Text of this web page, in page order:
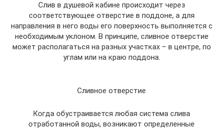
Слив в душевой кабине происходит через
соответствующее отверстие в поддоне, а для
направления в него воды его поверхность выполняется с
необходимым уклоном. В принципе, сливное отверстие
может располагаться на разных участках – в центре, по
углам или на краю поддона.
Сливное отверстие
Когда обустраивается любая система слива
отработанной воды, возникают определенные